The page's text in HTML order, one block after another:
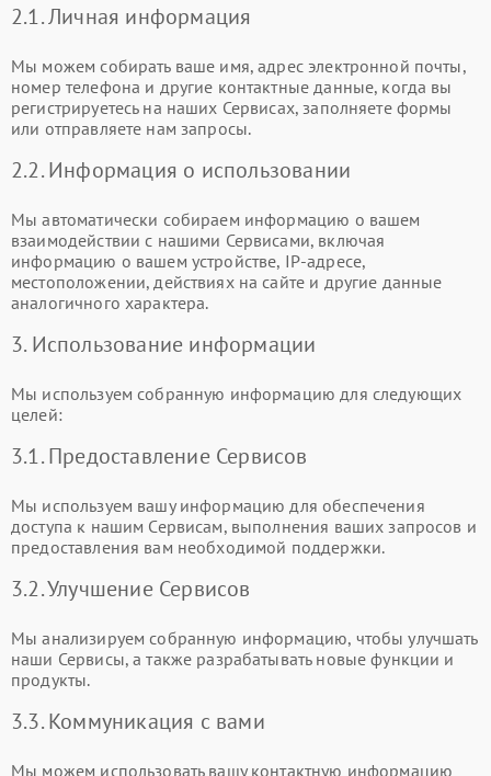
2.1. Личная информация
Мы можем собирать ваше имя, адрес электронной почты,
номер телефона и другие контактные данные, когда вы
регистрируетесь на наших Сервисах, заполняете формы
или отправляете нам запросы.
2.2. Информация о использовании
Мы автоматически собираем информацию о вашем
взаимодействии с нашими Сервисами, включая
информацию о вашем устройстве, IP-адресе,
местоположении, действиях на сайте и другие данные
аналогичного характера.
3. Использование информации
Мы используем собранную информацию для следующих
целей:
3.1. Предоставление Сервисов
Мы используем вашу информацию для обеспечения
доступа к нашим Сервисам, выполнения ваших запросов и
предоставления вам необходимой поддержки.
3.2. Улучшение Сервисов
Мы анализируем собранную информацию, чтобы улучшать
наши Сервисы, а также разрабатывать новые функции и
продукты.
3.3. Коммуникация с вами
Мы можем использовать вашу контактную информацию